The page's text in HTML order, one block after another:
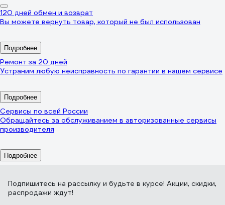
120 дней обмен и возврат
Вы можете вернуть товар, который не был использован
Подробнее
Ремонт за 20 дней
Устраним любую неисправность по гарантии в нашем сервисе
Подробнее
Сервисы по всей России
Обращайтесь за обслуживанием в авторизованные сервисы
производителя
Подробнее
Подпишитесь на рассылку и будьте в курсе! Акции, скидки,
распродажи ждут!